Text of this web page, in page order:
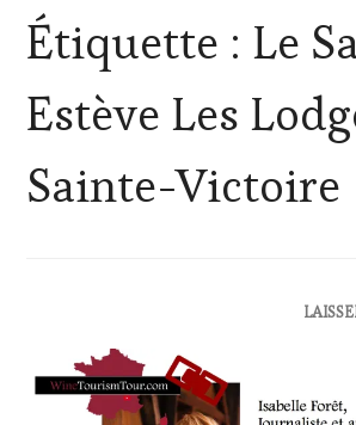
Étiquette : Le
Estève Les
Sainte-Victoire
WINE
TASTING